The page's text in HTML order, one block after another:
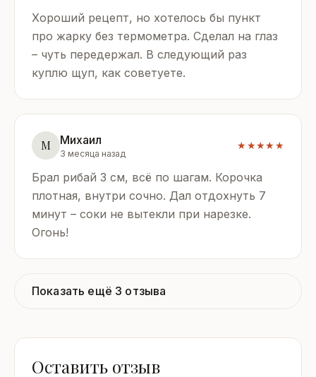
Хороший рецепт, но хотелось бы пункт
про жарку без термометра. Сделал на глаз
– чуть передержал. В следующий раз
куплю щуп, как советуете.
М Михаил
3 месяца назад
★★★★★
Брал рибай 3 см, всё по шагам. Корочка
плотная, внутри сочно. Дал отдохнуть 7
минут – соки не вытекли при нарезке.
Огонь!
Показать ещё 3 отзыва
Оставить отзыв